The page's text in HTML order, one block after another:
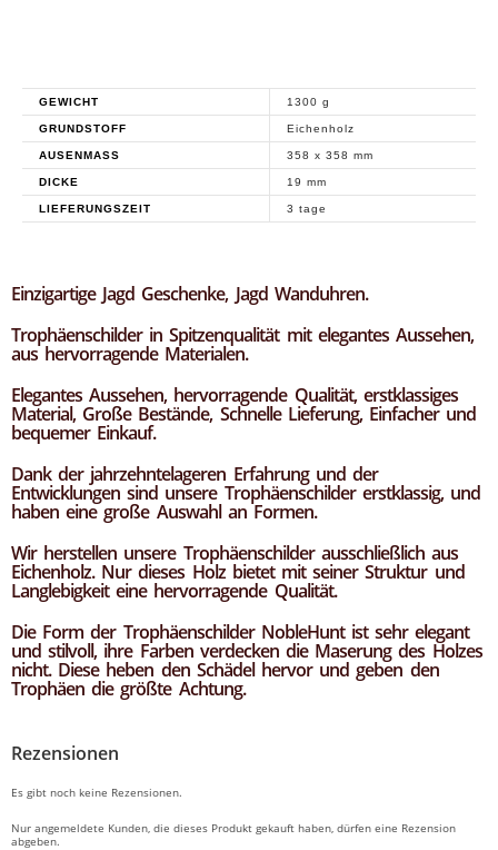
GEWICHT 1300 g
GRUNDSTOFF Eichenholz
AUSENMASS 358 x 358 mm
DICKE 19 mm
LIEFERUNGSZEIT 3 tage
Einzigartige Jagd Geschenke, Jagd Wanduhren.
Trophäenschilder in Spitzenqualität mit elegantes Aussehen,
aus hervorragende Materialen.
Elegantes Aussehen, hervorragende Qualität, erstklassiges
Material, Große Bestände, Schnelle Lieferung, Einfacher und
bequemer Einkauf.
Dank der jahrzehntelageren Erfahrung und der
Entwicklungen sind unsere Trophäenschilder erstklassig, und
haben eine große Auswahl an Formen.
Wir herstellen unsere Trophäenschilder ausschließlich aus
Eichenholz. Nur dieses Holz bietet mit seiner Struktur und
Langlebigkeit eine hervorragende Qualität.
Die Form der Trophäenschilder NobleHunt ist sehr elegant
und stilvoll, ihre Farben verdecken die Maserung des Holzes
nicht. Diese heben den Schädel hervor und geben den
Trophäen die größte Achtung.
Rezensionen
Es gibt noch keine Rezensionen.
Nur angemeldete Kunden, die dieses Produkt gekauft haben, dürfen eine Rezension
abgeben.